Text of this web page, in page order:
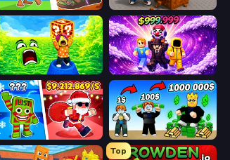
Brainrot Evolution Obby: Break Rocks For Brainrots
Save Memerots: Acid Lava lake Obby - BrainWave
Plants vs Brain Zombies Obby Tycoon Build the City
Top